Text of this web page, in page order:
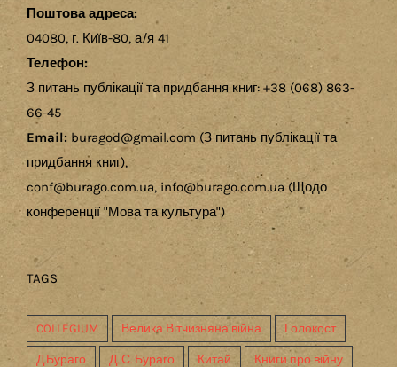
Поштова адреса:
04080, г. Київ-80, а/я 41
Телефон:
З питань публікації та придбання книг: +38 (068) 863-
66-45
Email: buragod@gmail.com (З питань публікації та
придбання книг),
conf@burago.com.ua, info@burago.com.ua (Щодо
конференції "Мова та культура")
TAGS
COLLEGIUM Велика Вітчизняна війна Голокост
Д.Бураго Д. С. Бураго Китай Книги про війну